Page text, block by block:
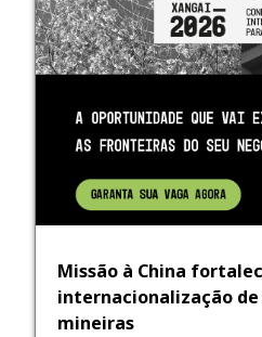
Missão à China
internacionalização de
mineiras